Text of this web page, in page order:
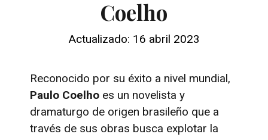
Coelho
Actualizado: 16 abril 2023
Reconocido por su éxito a nivel mundial,
Paulo Coelho es un novelista y
dramaturgo de origen brasileño que a
través de sus obras busca explotar la